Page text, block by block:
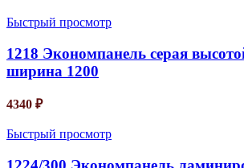
Быстрый просмотр
1218 Экономпанель серая
ширина 1200
4340 ₽
Быстрый просмотр